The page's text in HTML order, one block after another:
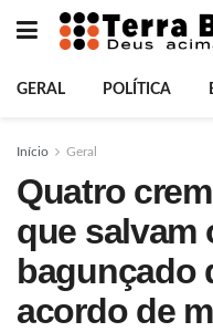
GERAL POLÍTICA
Início Geral
Quatro
que salvam
bagunçado
acordo de